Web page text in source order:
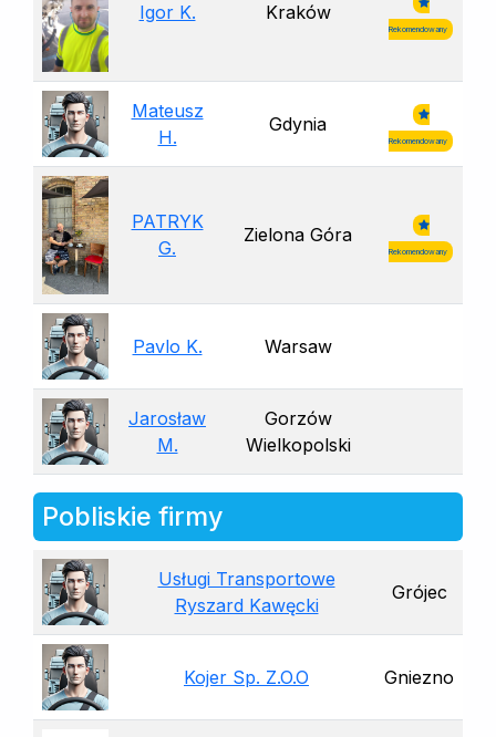
Igor K. Kraków
Rekomendowany
Mateusz
H.
Gdynia
Rekomendowany
PATRYK
G.
Zielona Góra
Rekomendowany
Pavlo K. Warsaw
Jarosław
M.
Gorzów
Wielkopolski
Pobliskie firmy
Usługi Transportowe
Ryszard Kawęcki
Grójec
Kojer Sp. Z.O.O Gniezno